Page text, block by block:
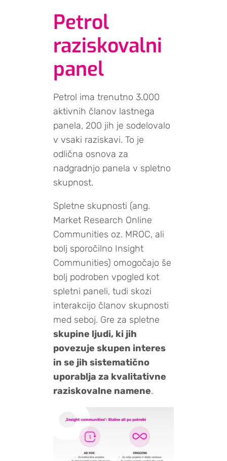
Petrol
raziskovalni
panel
Petrol ima trenutno 3.000
aktivnih članov lastnega
panela, 200 jih je sodelovalo
v vsaki raziskavi. To je
odlična osnova za
nadgradnjo panela v spletno
skupnost.
Spletne skupnosti (ang.
Market Research Online
Communities oz. MROC, ali
bolj sporočilno Insight
Communities) omogočajo še
bolj podroben vpogled kot
spletni paneli, tudi skozi
interakcijo članov skupnosti
med seboj. Gre za spletne
skupine ljudi, ki jih
povezuje skupen interes
in se jih sistematično
uporablja za kvalitativne
raziskovalne namene.